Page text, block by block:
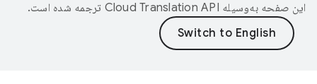
این صفحه به‌وسیله ترجمه شده است.